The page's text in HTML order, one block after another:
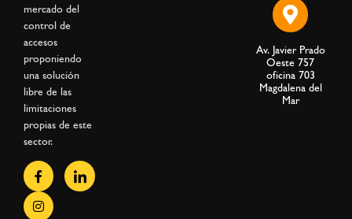
mercado del
control de
accesos
proponiendo
una solución
libre de las
limitaciones
propias de este
sector.
Av. Javier Prado
Oeste 757
oficina 703
Magdalena del
Mar